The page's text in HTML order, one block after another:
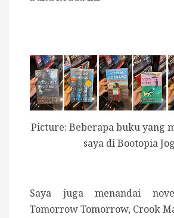
Picture: Beberapa buku yang
saya di Bootopia
Saya juga menandai
Tomorrow Tomorrow, Crook